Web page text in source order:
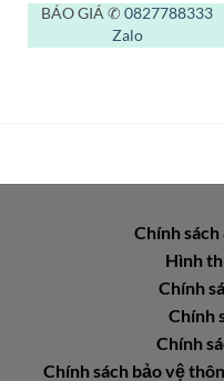
BÁO GIÁ ✆ 0827788333
Zalo
Chính
Hình
Chính
Chính
Chính
Chính sách bảo vệ